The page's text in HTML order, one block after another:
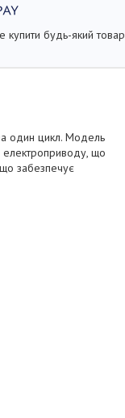
купити будь-який товар
один цикл. Модель
електроприводу, що
що забезпечує